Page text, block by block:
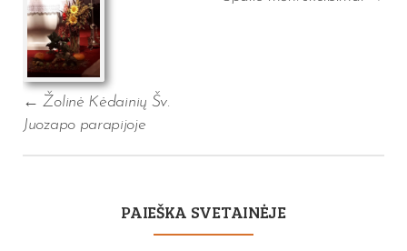
← Žolinė Kėdainių Šv.
Juozapo parapijoje
PAIEŠKA SVETAINĖJE